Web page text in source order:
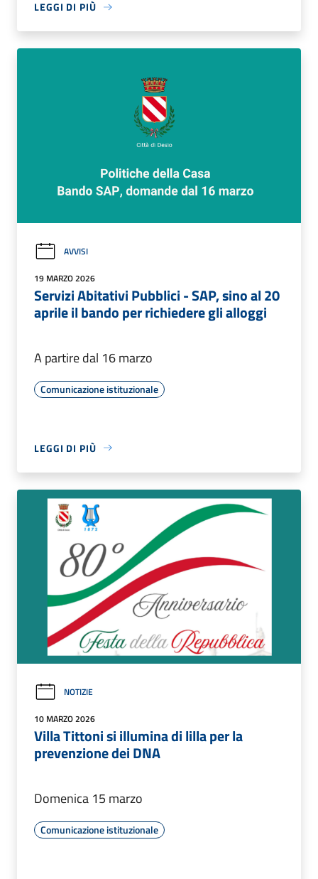
LEGGI DI PIÙ
AVVISI
19 MARZO 2026
Servizi Abitativi Pubblici - SAP, sino al 20
aprile il bando per richiedere gli alloggi
A partire dal 16 marzo
Comunicazione istituzionale
LEGGI DI PIÙ
NOTIZIE
10 MARZO 2026
Villa Tittoni si illumina di lilla per la
prevenzione dei DNA
Domenica 15 marzo
Comunicazione istituzionale